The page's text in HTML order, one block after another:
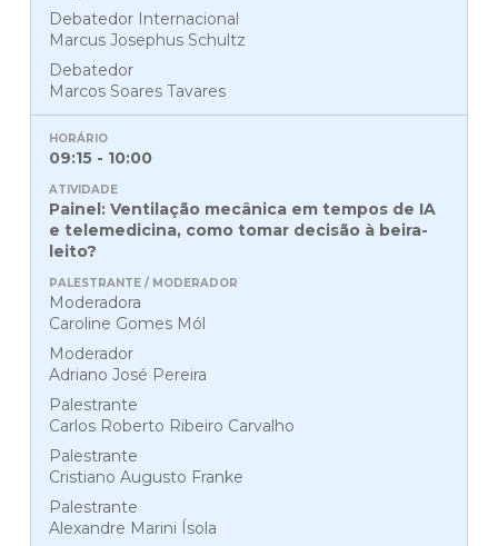
Debatedor Internacional
Marcus Josephus Schultz
Debatedor
Marcos Soares Tavares
09:15 - 10:00
Painel: Ventilação mecânica em tempos de IA
e telemedicina, como tomar decisão à beira-
leito?
Moderadora
Caroline Gomes Mól
Moderador
Adriano José Pereira
Palestrante
Carlos Roberto Ribeiro Carvalho
Palestrante
Cristiano Augusto Franke
Palestrante
Alexandre Marini Ísola